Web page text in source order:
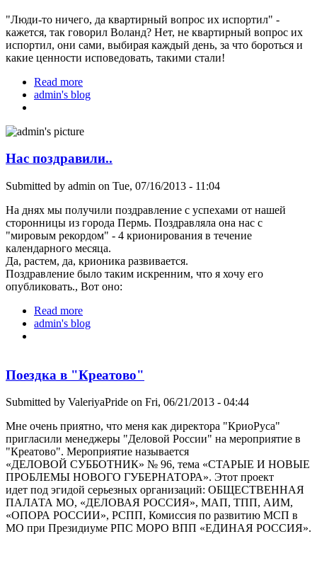
"Люди-то ничего, да квартирный вопрос их испортил" -
кажется, так говорил Воланд? Нет, не квартирный вопрос их
испортил, они сами, выбирая каждый день, за что бороться и
какие ценности исповедовать, такими стали!
Read more
их испортил"...
admin's blog
Нас поздравили..
Submitted by admin on Tue, 07/16/2013 - 11:04
На днях мы получили поздравление с успехами от нашей
сторонницы из города Пермь. Поздравляла она нас с
"мировым рекордом" - 4 крионирования в течение
календарного месяца.
Да, растем, да, крионика развивается.
Поздравление было таким искренним, что я хочу его
опубликовать., Вот оно:
Read more
admin's blog
Поездка в "Креатово"
Submitted by ValeriyaPride on Fri, 06/21/2013 - 04:44
Мне очень приятно, что меня как директора "КриоРуса"
пригласили менеджеры "Деловой России" на мероприятие в
"Креатово". Мероприятие называется
«ДЕЛОВОЙ СУББОТНИК» № 96, тема «СТАРЫЕ И НОВЫЕ
ПРОБЛЕМЫ НОВОГО ГУБЕРНАТОРА». Этот проект
идет под эгидой серьезных организаций: ОБЩЕСТВЕННАЯ
ПАЛАТА МО, «ДЕЛОВАЯ РОССИЯ», МАП, ТПП, АИМ,
«ОПОРА РОССИИ», РСПП, Комиссия по развитию МСП в
МО при Президиуме РПС МОРО ВПП «ЕДИНАЯ РОССИЯ».